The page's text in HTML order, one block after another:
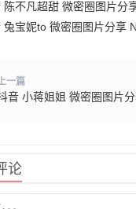
不凡超甜 微密圈图片分享
宝妮to 微密圈图片分享
一篇
音 小蒋姐姐 微密圈图片
论